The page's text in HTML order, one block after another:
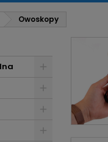
Owoskopy